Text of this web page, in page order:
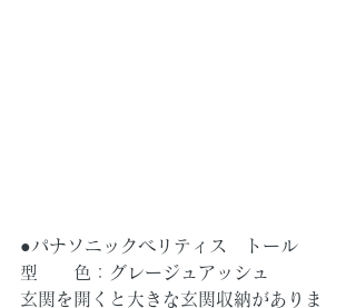
●パナソニックベリティス　トール
型　　色：グレージュアッシュ
玄関を開くと大きな玄関収納がありま